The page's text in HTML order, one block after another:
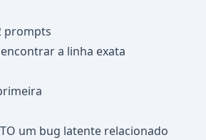
prompts
a linha exata
um bug latente relacionado